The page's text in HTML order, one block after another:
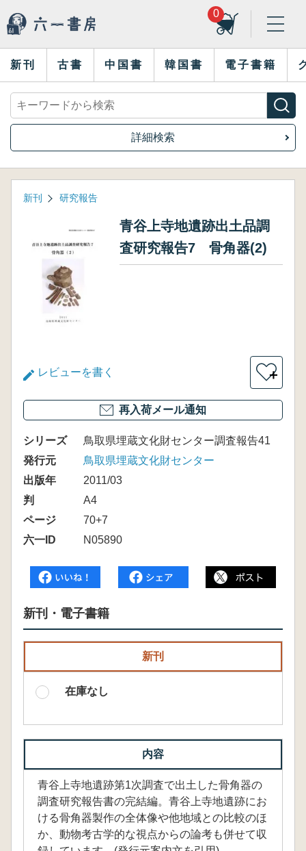
0
新刊 古書 中国書 韓国書 電子書籍
詳細検索
新刊 研究報告
青谷上寺地遺跡出土品調
査研究報告7 骨角器(2)
レビューを書く ＋
再入荷メール通知
シリーズ
鳥取県埋蔵文化財センター調査報告41
発行元
鳥取県埋蔵文化財センター
出版年
2011/03
判
A4
ページ
70+7
六一ID
N05890
新刊・電子書籍
新刊
在庫なし
内容
青谷上寺地遺跡第1次調査で出土した骨角器の
調査研究報告書の完結編。青谷上寺地遺跡にお
ける骨角器製作の全体像や他地域との比較のほ
か、動物考古学的な視点からの論考も併せて収